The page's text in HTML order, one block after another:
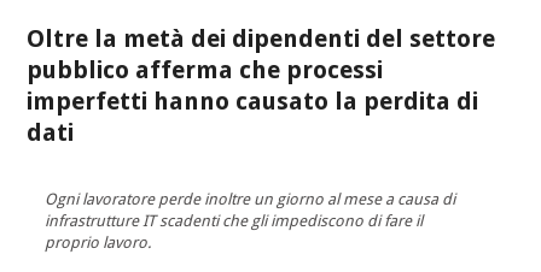
Oltre la metà dei dipendenti del settore
pubblico afferma che processi
imperfetti hanno causato la perdita di
dati
Ogni lavoratore perde inoltre un giorno al mese a causa di
infrastrutture IT scadenti che gli impediscono di fare il
proprio lavoro.